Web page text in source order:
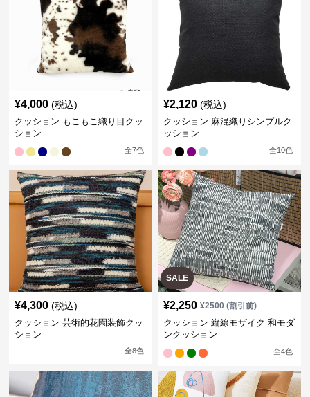
¥4,000 (税込)
クッション もこもこ織り目クッ
ション
全7色
¥2,120 (税込)
クッション 麻混織りシンプルク
ッション
全10色
¥4,300 (税込)
クッション 芸術的花園装飾クッ
ション
全8色
SALE
¥2,250 ¥2500(割引前)
クッション 縦線モザイク 和モダ
ンクッション
全4色